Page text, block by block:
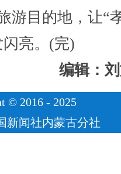
游目的地，让“
亮。(完)
编辑：
© 2016 - 2025
新闻社内蒙古分社